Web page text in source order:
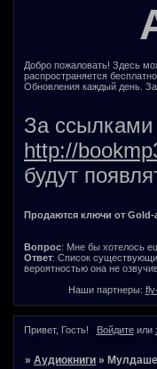
Добро пожаловать! Здесь
распространяется
Обновления каждый день.
За ссылками
http://
будут
Продаются ключи от Gold-
Вопрос: Мне бы хотелось
Ответ: Список
вероятностью она не
Наши партнеры:
Привет, Гость! Войдитеили
»Аудиокниги »